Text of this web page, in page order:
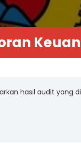
hasil audit yang